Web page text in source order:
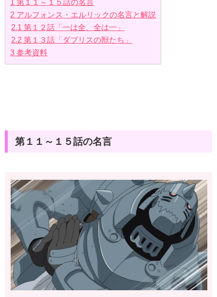
1 第１１～１５話の名言
2 アルフォンス・エルリックの名言と解説
2.1 第１２話「一は全、全は一」
2.2 第１３話「ダブリスの獣たち」
3 参考資料
第１１～１５話の名言